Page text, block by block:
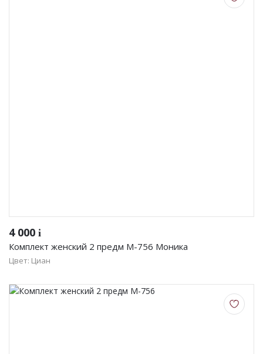
4 000 i
Комплект женский 2 предм М-756 Моника
Цвет: Циан